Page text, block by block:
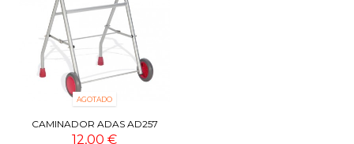
AGOTADO
CAMINADOR ADAS AD257
COLOR MOTION ROJO
12,00 €